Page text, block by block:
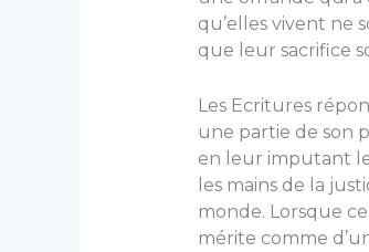
qu’elles vivent ne
que leur sacrifice
Les Ecritures
une partie de son
en leur impu­tant
les mains de la
monde. Lorsque
mérite comme